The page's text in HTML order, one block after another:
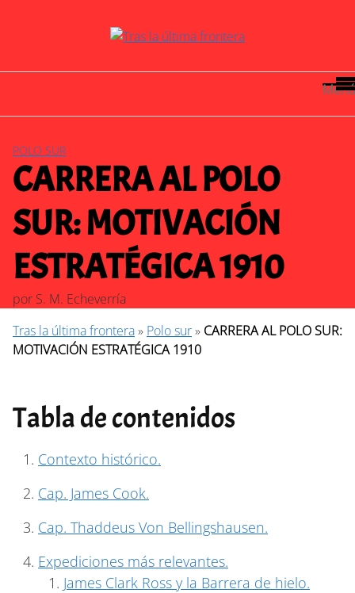
Menú
POLO SUR
CARRERA AL POLO
SUR: MOTIVACIÓN
ESTRATÉGICA 1910
por S. M. Echeverría
Tras la última frontera» Polo sur» CARRERA AL POLO SUR:
MOTIVACIÓN ESTRATÉGICA 1910
Tabla de contenidos
Contexto histórico.
Cap. James Cook.
Cap. Thaddeus Von Bellingshausen.
Expediciones más relevantes.
James Clark Ross y la Barrera de hielo.